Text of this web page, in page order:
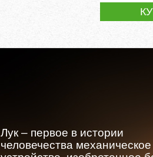
Лук – первое в истории
человечества механическое